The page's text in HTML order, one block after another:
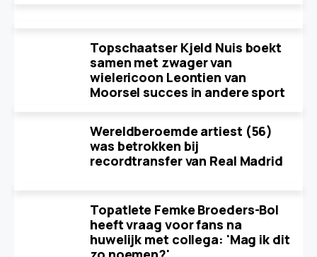
Topschaatser Kjeld Nuis boekt
samen met zwager van
wielericoon Leontien van
Moorsel succes in andere sport
Wereldberoemde artiest (56)
was betrokken bij
recordtransfer van Real Madrid
Topatlete Femke Broeders-Bol
heeft vraag voor fans na
huwelijk met collega: 'Mag ik dit